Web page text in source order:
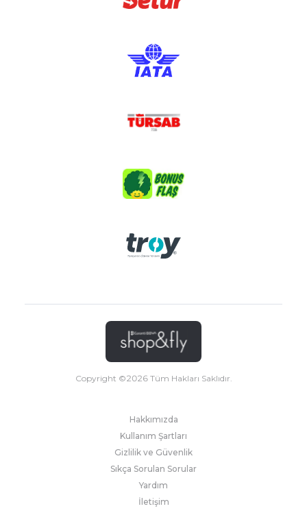
Copyright ©2026Tüm Hakları Saklıdır.
Hakkımızda
Kullanım Şartları
Gizlilik ve Güvenlik
Sıkça Sorulan Sorular
Yardım
İletişim